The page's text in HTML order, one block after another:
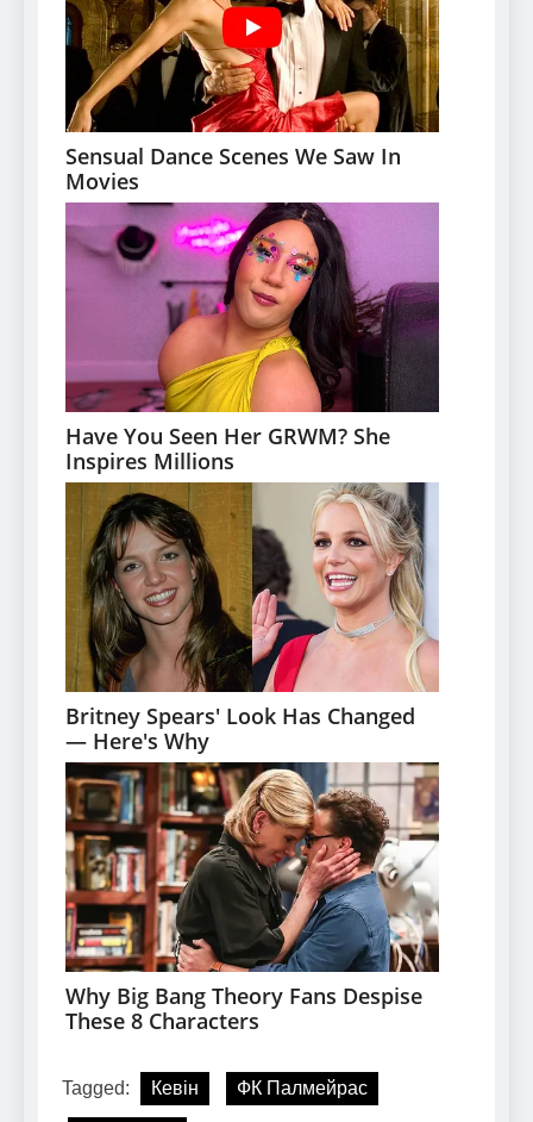
Tagged: Кевін ФК Палмейрас